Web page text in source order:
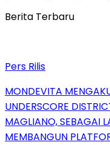
Berita Terbaru
Pers Rilis
MONDEVITA
UNDERSCORE
MAGLIANO, SEBAGAI
MEMBANGUN